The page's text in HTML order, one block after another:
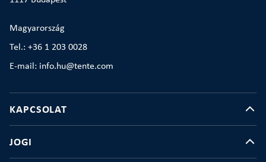
Magyarország
Tel.: +36 1 203 0028
E-mail: info.hu@tente.com
KAPCSOLAT
JOGI